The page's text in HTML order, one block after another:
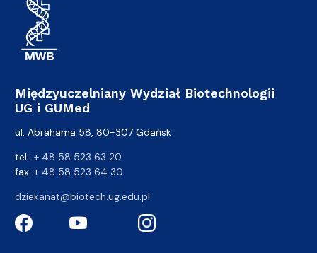
Międzyuczelniany Wydział Biotechnologii
UG i GUMed
ul. Abrahama 58, 80-307 Gdańsk
tel.: + 48 58 523 63 20
fax: + 48 58 523 64 30
dziekanat@biotech.ug.edu.pl